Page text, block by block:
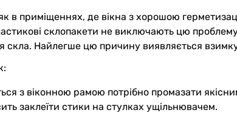
в приміщеннях, де вікна з хорошою
склопакети не виключають цю
скла. Найлегше цю причину виявляється
з віконною рамою потрібно промазати
заклеїти стики на стулках ущільнювачем.